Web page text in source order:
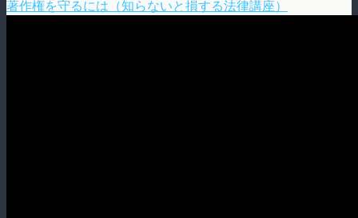
著作権を守るには（知らないと損する法律講座）